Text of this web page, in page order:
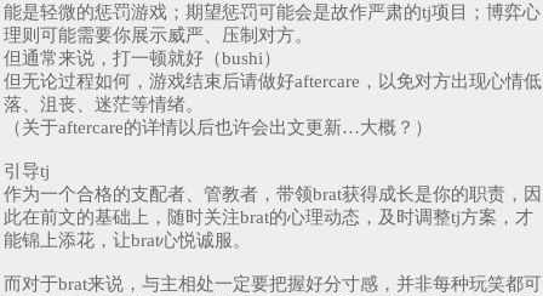
能是轻微的惩罚游戏；期望惩罚可能会是故作严肃的tj项目；博弈心
理则可能需要你展示威严、压制对方。
但通常来说，打一顿就好（bushi）
但无论过程如何，游戏结束后请做好aftercare，以免对方出现心情低
落、沮丧、迷茫等情绪。
（关于aftercare的详情以后也许会出文更新…大概？）
引导tj
作为一个合格的支配者、管教者，带领brat获得成长是你的职责，因
此在前文的基础上，随时关注brat的心理动态，及时调整tj方案，才
能锦上添花，让brat心悦诚服。
而对于brat来说，与主相处一定要把握好分寸感，并非每种玩笑都可